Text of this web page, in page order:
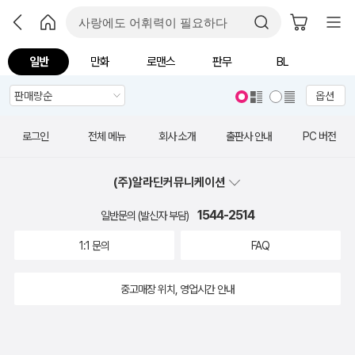
일반 만화 로맨스 판무 BL
옵션
로그인 전체 메뉴 회사 소개 출판사 안내 PC 버전
(주)알라딘커뮤니케이션
일반문의 (발신자 부담) 1544-2514
1:1 문의 FAQ
중고매장 위치, 영업시간 안내